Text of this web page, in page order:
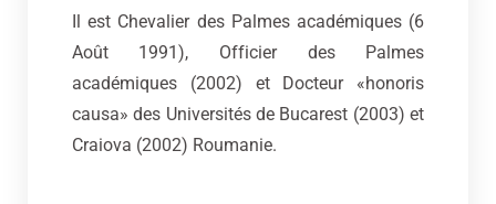
Il est Chevalier des Palmes académiques (6
Août 1991), Officier des Palmes
académiques (2002) et Docteur «honoris
causa» des Universités de Bucarest (2003) et
Craiova (2002) Roumanie.